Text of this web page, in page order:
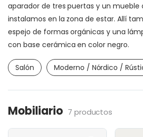
aparador de tres puertas y un mueble
instalamos en la zona de estar. Allí
espejo de formas orgánicas y una
con base cerámica en color negro.
Salón Moderno / Nórdico /
Mobiliario 7 productos